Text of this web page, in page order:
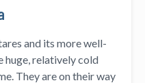
and its more well-
huge, relatively cold
They are on their way